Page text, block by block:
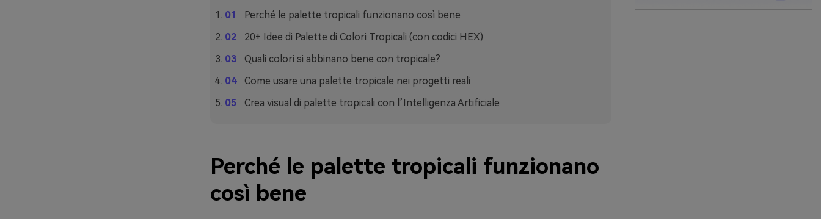
Perché le palette tropicali funzionano così bene
20+ Idee di Palette di Colori Tropicali (con codici HEX)
Quali colori si abbinano bene con tropicale?
Come usare una palette tropicale nei progetti reali
Crea visual di palette tropicali con l’Intelligenza Artificiale
Perché le palette tropicali funzionano
così bene